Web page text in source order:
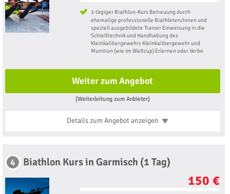
1-tägiger Biathlon-Kurs Betreuung durch
ehemalige professionelle Biathleten/innen und
speziell ausgebildete Trainer Einweisung in die
Schießtechnik und Handhabung des
Kleinkalibergewehrs Kleinkalibergewehr und
Munition (wie im Weltcup) Erlernen oder Verbe
Weiter zum Angebot
(Weiterleitung zum Anbieter)
Details zum Angebotanzeigen
4 Biathlon Kurs in Garmisch (1 Tag)
150 €